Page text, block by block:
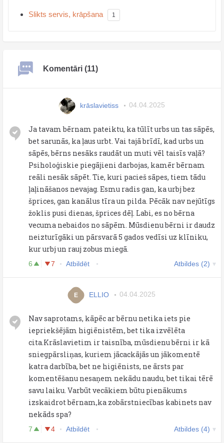
Slikts servis, krāpšana 1
Komentāri (11)
krāslavietiss 04.04.2025
Ja tavam bērnam pateiktu, ka tūlīt urbs un tas sāpēs,
bet sarunās, ka ļaus urbt. Vai tajā brīdī, kad urbs un
sāpēs, bērns nesāks raudāt un muti vēl taisīs vaļā?
Psiholoģiskie piegājieni darbojas, kamēr bērnam
reāli nesāk sāpēt. Tie, kuri pacieš sāpes, tiem tādu
ļaļināšanos nevajag. Esmu radis gan, ka urbj bez
šprices, gan kanālus tīra un pilda. Pēcāk nav nejūtīgs
žoklis pusi dienas, šprices dēļ. Labi, es no bērna
vecuma nebaidos no sāpēm. Mūsdienu bērni ir daudz
neizturīgāki un pārsvarā 5 gados vedīsi uz klīniku,
kur urbj un rauj zobus miegā.
6 7 Atbildēt Atbildes (2)
E ELLIO 04.04.2025
Nav saprotams, kāpēc ar bērnu netika iets pie
iepriekšējām higiēnistēm, bet tika izvēlēta
cita.Krāslavietim ir taisnība, mūsdienu bērni ir kā
sniegpārsliņas, kuriem jācackājās un jākomentē
katra darbība, bet ne higiēnists, ne ārsts par
komentēšanu nesaņem nekādu naudu, bet tikai tērē
savu laiku. Varbūt vecākiem būtu pienākums
izskaidrot bērnam,ka zobārstniecības kabinets nav
nekāds spa?
7 4 Atbildēt Atbildes (4)